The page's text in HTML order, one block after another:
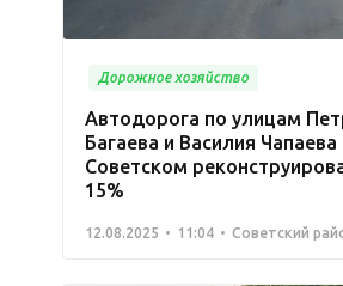
Дорожное хозяйство
Автодорога по улицам
Багаева и Василия Чапаева
Советском
15%
12.08.2025 11:04 Советский